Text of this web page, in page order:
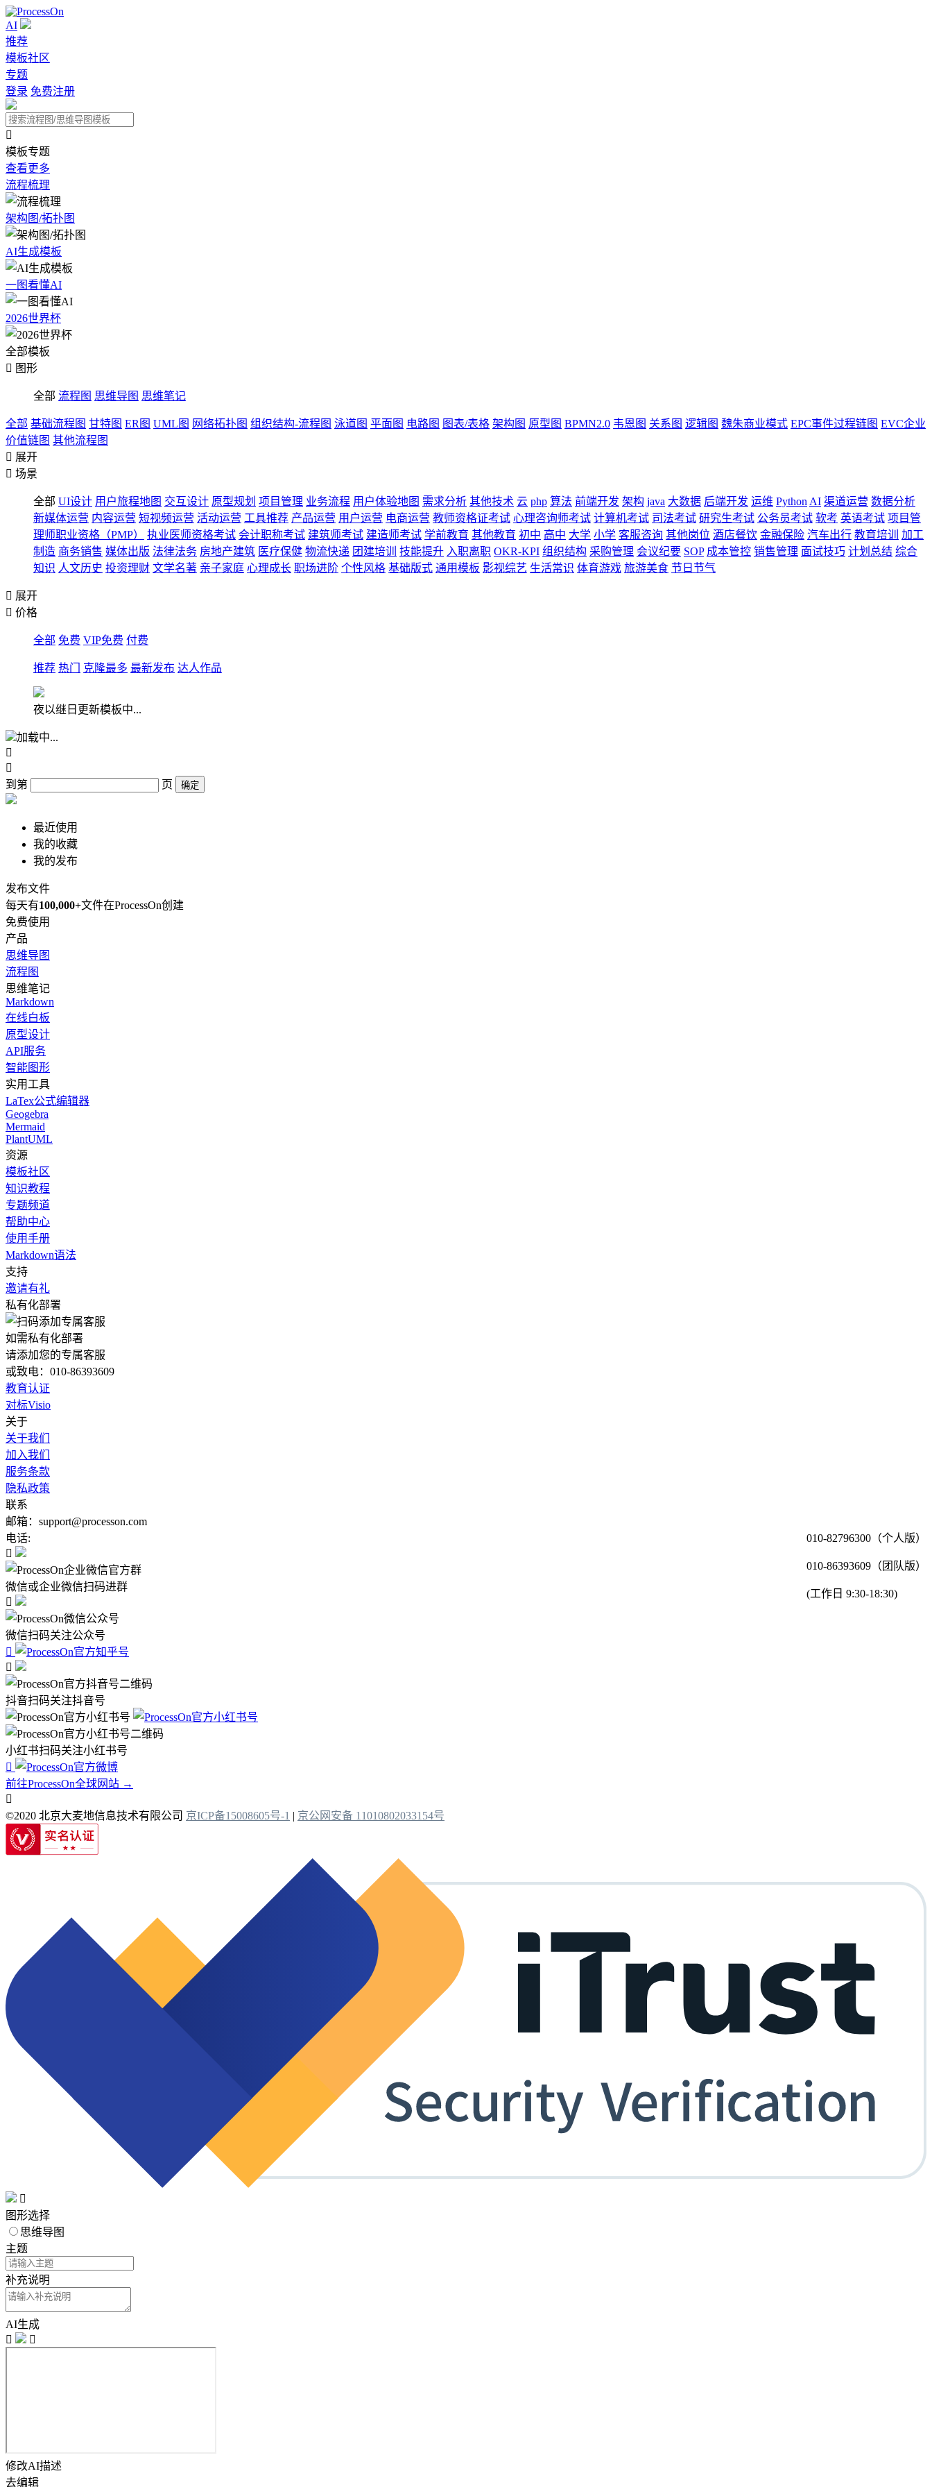
AI
推荐
模板社区
专题
登录 免费注册

模板专题
查看更多
流程梳理
架构图/拓扑图
AI生成模板
一图看懂AI
2026世界杯
全部模板
 图形
全部 流程图 思维导图 思维笔记
全部 基础流程图 甘特图 ER图 UML图 网络拓扑图 组织结构-流程图 泳道图 平面图 电路图 图表/表格 架构图 原型图 BPMN2.0 韦恩图 关系图 逻辑图 魏朱商业模式 EPC事件过程链图 EVC企业
价值链图 其他流程图
 展开
 场景
全部 UI设计 用户旅程地图 交互设计 原型规划 项目管理 业务流程 用户体验地图 需求分析 其他技术 云 php 算法 前端开发 架构 java 大数据 后端开发 运维 Python AI 渠道运营 数据分析
新媒体运营 内容运营 短视频运营 活动运营 工具推荐 产品运营 用户运营 电商运营 教师资格证考试 心理咨询师考试 计算机考试 司法考试 研究生考试 公务员考试 软考 英语考试 项目管
理师职业资格（PMP）
执业医师资格考试 会计职称考试 建筑师考试 建造师考试 学前教育 其他教育 初中 高中 大学 小学 客服咨询 其他岗位 酒店餐饮 金融保险 汽车出行 教育培训
加工
制造 商务销售 媒体出版 法律法务 房地产建筑 医疗保健 物流快递 团建培训 技能提升 入职离职 OKR-KPI 组织结构 采购管理 会议纪要 SOP 成本管控 销售管理 面试技巧 计划总结 综合
知识 人文历史 投资理财 文学名著 亲子家庭 心理成长 职场进阶 个性风格 基础版式 通用模板 影视综艺 生活常识 体育游戏 旅游美食 节日节气
 展开
 价格
全部 免费 VIP免费 付费
推荐 热门 克隆最多 最新发布 达人作品
夜以继日更新模板中...
加载中...


到第
页 确定
最近使用
我的收藏
我的发布
发布文件
每天有100,000+文件在ProcessOn创建
免费使用
产品
思维导图
流程图
思维笔记
Markdown
在线白板
原型设计
API服务
智能图形
实用工具
LaTex公式编辑器
Geogebra
Mermaid
PlantUML
资源
模板社区
知识教程
专题频道
帮助中心
使用手册
Markdown语法
支持
邀请有礼
私有化部署
如需私有化部署
请添加您的专属客服
或致电：010-86393609
教育认证
对标Visio
关于
关于我们
加入我们
服务条款
隐私政策
联系
邮箱：support@processon.com
电话:
010-82796300（个人版）
010-86393609（团队版）
(工作日 9:30-18:30)

微信或企业微信扫码进群

微信扫码关注公众号


抖音扫码关注抖音号
小红书扫码关注小红书号

前往ProcessOn全球网站 →

©2020 北京大麦地信息技术有限公司 京ICP备15008605号-1 | 京公网安备 11010802033154号

图形选择
思维导图
主题
补充说明
AI生成


修改AI描述
去编辑